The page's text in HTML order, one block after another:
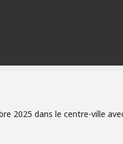
2025 dans le centre-ville